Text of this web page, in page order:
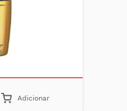
Adicionar